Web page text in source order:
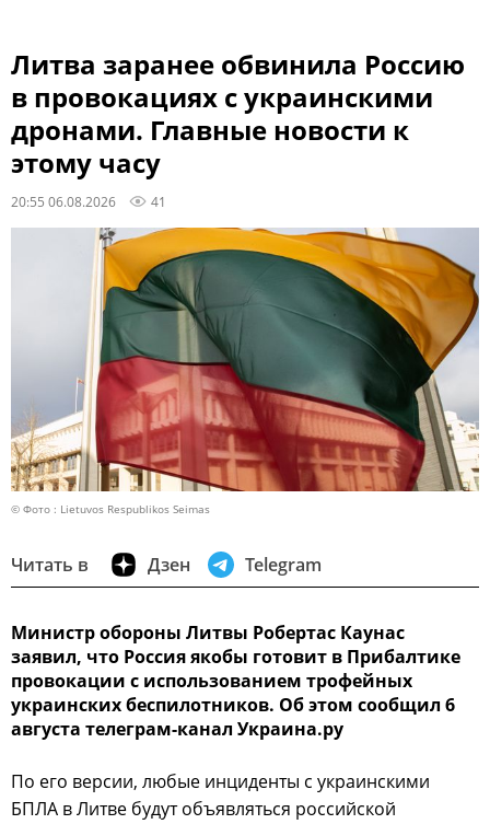
Литва заранее обвинила Россию
в провокациях с украинскими
дронами. Главные новости к
этому часу
20:55 06.08.2026 41
© Фото : Lietuvos Respublikos Seimas
Читать в Дзен Telegram
Министр обороны Литвы Робертас Каунас
заявил, что Россия якобы готовит в Прибалтике
провокации с использованием трофейных
украинских беспилотников. Об этом сообщил 6
августа телеграм-канал Украина.ру
По его версии, любые инциденты с украинскими
БПЛА в Литве будут объявляться российской